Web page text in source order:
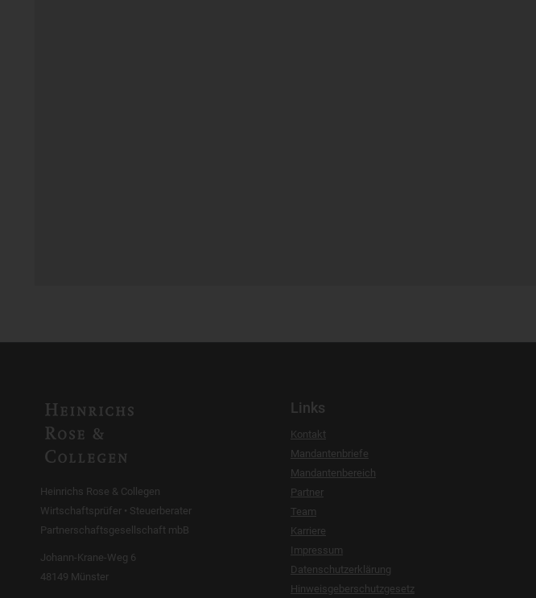
Heinrichs Rose & Collegen
Wirtschaftsprüfer • Steuerberater
Partnerschaftsgesellschaft mbB
Johann-Krane-Weg 6
48149 Münster
Links
Kontakt
Mandantenbriefe
Mandantenbereich
Partner
Team
Karriere
Impressum
Datenschutzerklärung
Hinweisgeberschutzgesetz